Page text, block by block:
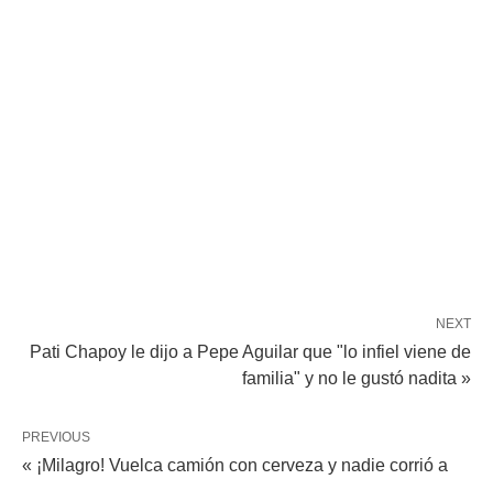
NEXT
Pati Chapoy le dijo a Pepe Aguilar que "lo infiel viene de
familia" y no le gustó nadita »
PREVIOUS
« ¡Milagro! Vuelca camión con cerveza y nadie corrió a